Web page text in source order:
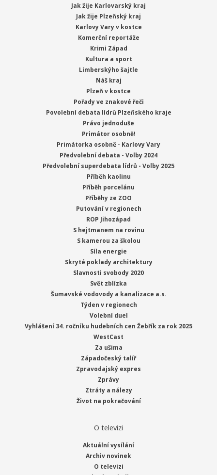
Jak žije Karlovarský kraj
Jak žije Plzeňský kraj
Karlovy Vary v kostce
Komerční reportáže
Krimi Západ
Kultura a sport
Limberskýho šajtle
Náš kraj
Plzeň v kostce
Pořady ve znakové řeči
Povolební debata lídrů Plzeňského kraje
Právo jednoduše
Primátor osobně!
Primátorka osobně - Karlovy Vary
Předvolební debata - Volby 2024
Předvolební superdebata lídrů - Volby 2025
Příběh kaolinu
Příběh porcelánu
Příběhy ze ZOO
Putování v regionech
ROP Jihozápad
S hejtmanem na rovinu
S kamerou za školou
Síla energie
Skryté poklady architektury
Slavnosti svobody 2020
Svět zblízka
Šumavské vodovody a kanalizace a.s.
Týden v regionech
Volební duel
Vyhlášení 34. ročníku hudebních cen Žebřík za rok 2025
WestCast
Za ušima
Západočeský talíř
Zpravodajský expres
Zprávy
Ztráty a nálezy
Život na pokračování
O televizi
Aktuální vysílání
Archiv novinek
O televizi